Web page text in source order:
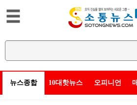
뉴스종합 10대핫뉴스 오피니언